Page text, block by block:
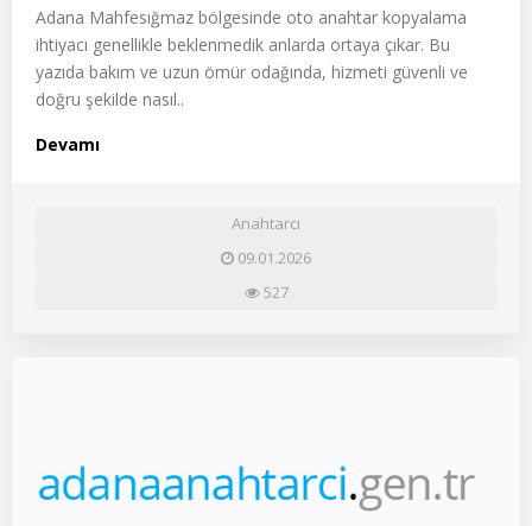
Adana Mahfesığmaz bölgesinde oto anahtar kopyalama
ihtiyacı genellikle beklenmedik anlarda ortaya çıkar. Bu
yazıda bakım ve uzun ömür odağında, hizmeti güvenli ve
doğru şekilde nasıl..
Devamı
Anahtarcı
09.01.2026
527